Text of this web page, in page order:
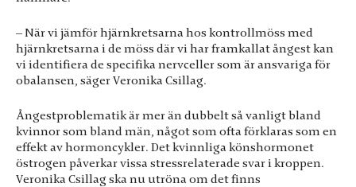
– När vi jämför hjärnkretsarna hos kontrollmöss med
hjärnkretsarna i de möss där vi har framkallat ångest kan
vi identifiera de specifika nervceller som är ansvariga för
obalansen, säger Veronika Csillag.
Ångestproblematik är mer än dubbelt så vanligt bland
kvinnor som bland män, något som ofta förklaras som en
effekt av hormoncykler. Det kvinnliga könshormonet
östrogen påverkar vissa stressrelaterade svar i kroppen.
Veronika Csillag ska nu utröna om det finns
Nödvändiga
Dessa kakor
går inte att
behövs för
att hemsidan
över huvud
taget ska
fungera.